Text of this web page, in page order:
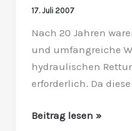
17. Juli 2007
Nach 20 Jahren
und umfangreiche
hydraulischen
erforderlich. Da
Rettungssatz
Beitrag lesen »